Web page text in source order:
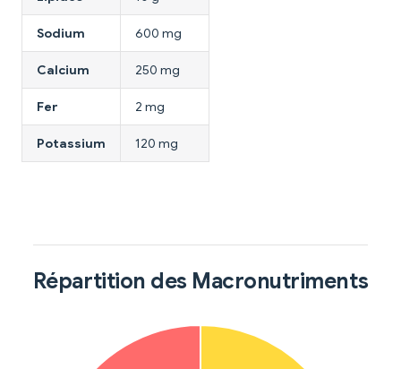
Sodium 600 mg
Calcium 250 mg
Fer 2 mg
Potassium 120 mg
Répartition des Macronutriments